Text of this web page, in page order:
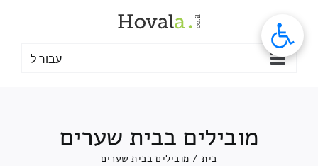
עבור ל
מובילים בבית שערים
בית / מובילים בבית שערים